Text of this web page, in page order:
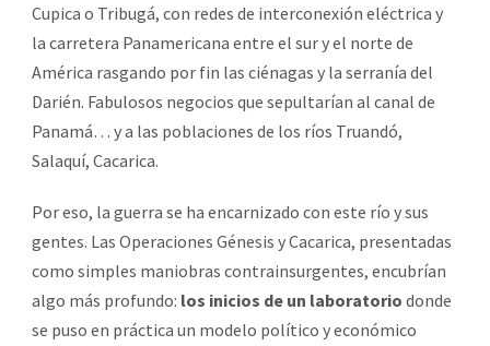
Cupica o Tribugá, con redes de interconexión eléctrica y
la carretera Panamericana entre el sur y el norte de
América rasgando por fin las ciénagas y la serranía del
Darién. Fabulosos negocios que sepultarían al canal de
Panamá… y a las poblaciones de los ríos Truandó,
Salaquí, Cacarica.
Por eso, la guerra se ha encarnizado con este río y sus
gentes. Las Operaciones Génesis y Cacarica, presentadas
como simples maniobras contrainsurgentes, encubrían
algo más profundo: los inicios de un laboratorio donde
se puso en práctica un modelo político y económico